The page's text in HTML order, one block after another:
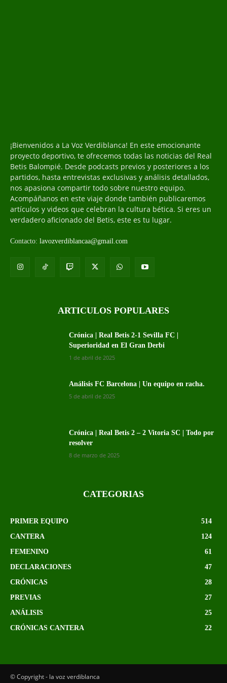
¡Bienvenidos a La Voz Verdiblanca! En este emocionante
proyecto deportivo, te ofrecemos todas las noticias del Real
Betis Balompié. Desde podcasts previos y posteriores a los
partidos, hasta entrevistas exclusivas y análisis detallados,
nos apasiona compartir todo sobre nuestro equipo.
Acompáñanos en este viaje donde también publicaremos
artículos y videos que celebran la cultura bética. Si eres un
verdadero aficionado del Betis, este es tu lugar.
Contacto: lavozverdiblancaa@gmail.com
ARTICULOS POPULARES
Crónica | Real Betis 2-1 Sevilla FC |
Superioridad en El Gran Derbi
1 de abril de 2025
Análisis FC Barcelona | Un equipo en racha.
5 de abril de 2025
Crónica | Real Betis 2 – 2 Vitoria SC | Todo por
resolver
8 de marzo de 2025
CATEGORIAS
PRIMER EQUIPO
514
CANTERA
124
FEMENINO
61
DECLARACIONES
47
CRÓNICAS
28
PREVIAS
27
ANÁLISIS
25
CRÓNICAS CANTERA
22
© Copyright - la voz verdiblanca